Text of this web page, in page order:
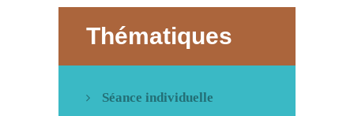
Thématiques
Séance individuelle